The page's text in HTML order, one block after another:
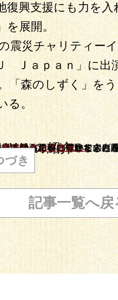
復興支援にも力を
を展開。
震災チャリティー
Ｊａｐａｎ」に出
「森のしずく」を
る。
の紹介
を自身で癒した経験を基に精神面、スピリチャル、自ら治る力を立ち上げる自然療法をお伝え実際に自分でできるようにお教えしています。まずは体験してみること、をお勧めします。 私がここまで来れたのはまずやってみる！事に徹してきたから
投稿をすべて表示→
づき
記事一覧へ戻